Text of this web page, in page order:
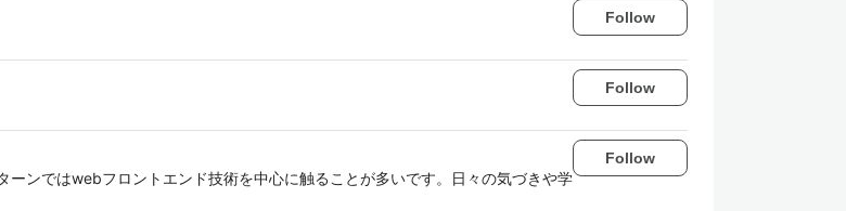
Follow
Follow
ンではwebフロントエンド技術を中心に触ることが多いです。日々の気づきや学
Follow